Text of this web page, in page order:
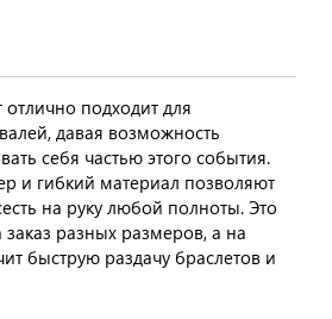
подходит для
давая возможность
себя частью этого события.
и гибкий материал позволяют
на руку любой полноты. Это
заказ разных размеров, а на
быструю раздачу браслетов и